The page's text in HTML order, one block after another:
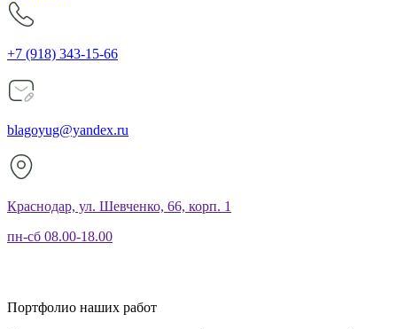
+7 (918) 343-15-66
blagoyug@yandex.ru
Краснодар, ул. Шевченко, 66, корп. 1
пн-сб 08.00-18.00
Портфолио наших работ